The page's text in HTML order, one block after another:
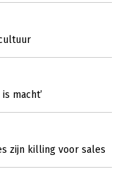
macht’
zijn killing voor sales